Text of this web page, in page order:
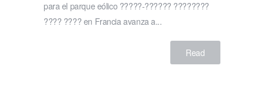
para el parque eólico ?????-?????? ????????
???? ???? en Francia avanza a...
Read